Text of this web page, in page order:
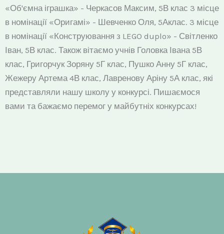
«Об'ємна іграшка» - Черкасов Максим, 5В клас 3 місце
в номінації «Оригамі» - Шевченко Оля, 5Аклас. 3 місце
в номінації «Конструювання з LEGO duplo» - Світленко
Іван, 5В клас. Також вітаємо учнів Головка Івана 5В
клас, Григорчук Зоряну 5Г клас, Пушко Анну 5Г клас,
Жежеру Артема 4В клас, Лавренову Аріну 5А клас, які
представляли нашу школу у конкурсі. Пишаємося
вами та бажаємо перемог у майбутніх конкурсах!